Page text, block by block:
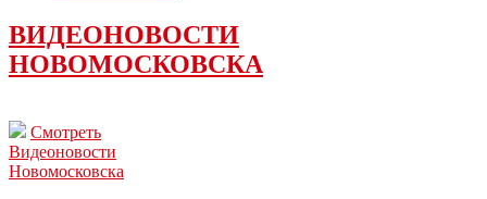
ВИДЕОНОВОСТИ
НОВОМОСКОВСКА
Смотреть
Видеоновости
Новомосковска